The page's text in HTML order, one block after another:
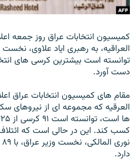
کميسيون انتخابات عراق روز جمعه
العراقيه، به رهبری اياد علاوی،
توانسته است بيشترين کرسی های
دست آورد.
مقام های کميسيون انتخابات عراق
العرقيه که مجموعه ای از نيروهای
کسب کند. اين در حالی است که
دارد.